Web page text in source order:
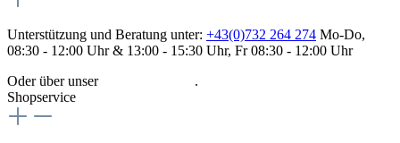
Unterstützung und Beratung unter: +43(0)732 264 274 Mo-Do,
08:30 - 12:00 Uhr & 13:00 - 15:30 Uhr, Fr 08:30 - 12:00 Uhr
Oder über unser
.
Shopservice